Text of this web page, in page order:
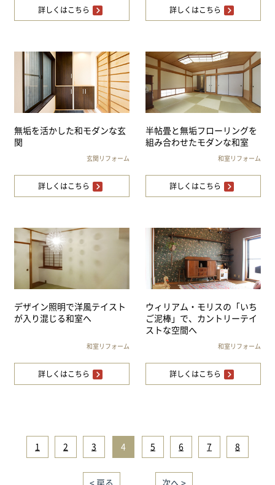
詳しくはこちら 詳しくはこちら
無垢を活かした和モダンな玄
関
玄関リフォーム
詳しくはこちら
半帖畳と無垢フローリングを
組み合わせたモダンな和室
和室リフォーム
詳しくはこちら
デザイン照明で洋風テイスト
が入り混じる和室へ
和室リフォーム
詳しくはこちら
ウィリアム・モリスの「いち
ご泥棒」で、カントリーテイ
ストな空間へ
和室リフォーム
詳しくはこちら
1 2 3 4 5 6 7 8
< 戻る 次へ >